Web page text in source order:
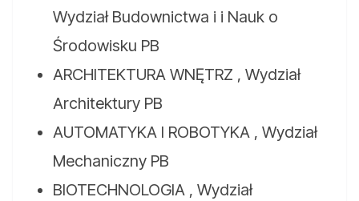
Wydział Budownictwa i i Nauk o
Środowisku PB
ARCHITEKTURA WNĘTRZ , Wydział
Architektury PB
AUTOMATYKA I ROBOTYKA , Wydział
Mechaniczny PB
BIOTECHNOLOGIA , Wydział